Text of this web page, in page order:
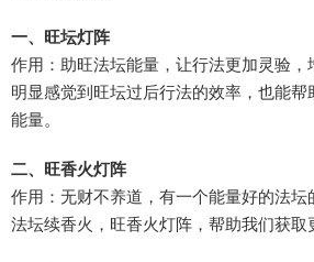
一、旺坛灯阵
作用：助旺法坛能量，让行法更加灵验
明显感觉到旺坛过后行法的效率，也能
能量。
二、旺香火灯阵
作用：无财不养道，有一个能量好的法坛
法坛续香火，旺香火灯阵，帮助我们获取